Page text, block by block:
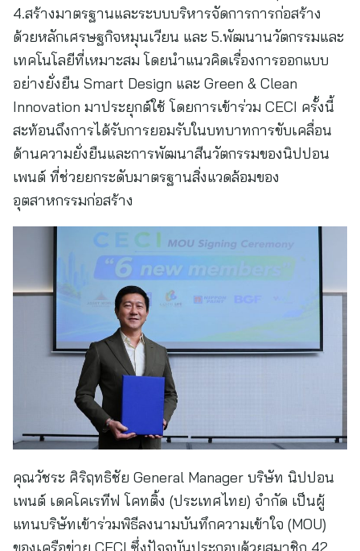
4.สร้างมาตรฐานและระบบบริหารจัดการการก่อสร้าง
ด้วยหลักเศรษฐกิจหมุนเวียน และ 5.พัฒนานวัตกรรมและ
เทคโนโลยีที่เหมาะสม โดยนำแนวคิดเรื่องการออกแบบ
อย่างยั่งยืน Smart Design และ Green & Clean
Innovation มาประยุกต์ใช้ โดยการเข้าร่วม CECI ครั้งนี้
สะท้อนถึงการได้รับการยอมรับในบทบาทการขับเคลื่อน
ด้านความยั่งยืนและการพัฒนาสีนวัตกรรมของนิปปอน
เพนต์ ที่ช่วยยกระดับมาตรฐานสิ่งแวดล้อมของ
อุตสาหกรรมก่อสร้าง
คุณวัชระ ศิริฤทธิชัย General Manager บริษัท นิปปอน
เพนต์ เดคโคเรทีฟ โคทติ้ง (ประเทศไทย) จำกัด เป็นผู้
แทนบริษัทเข้าร่วมพิธีลงนามบันทึกความเข้าใจ (MOU)